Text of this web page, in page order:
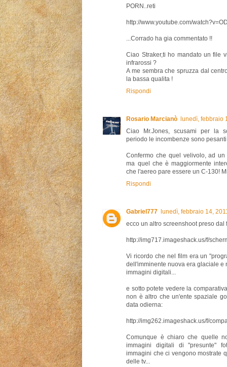
PORN..reti
http://www.youtube.com/
...Corrado ha gia commentato !!
Ciao Straker,ti ho mandato un file
infrarossi ?
A me sembra che spruzza dal
la bassa qualita !
Rispondi
Rosario Marcianò
lunedì, febbraio
Ciao Mr.Jones, scusami per la
periodo le incombenze sono
Confermo che quel velivolo, ad
ma quel che è maggiormente
che l'aereo pare essere un C-130!
Rispondi
Gabriel777
lunedì, febbraio 14,
ecco un altro screenshoot preso dal
http://img717.imageshack.us/f/
Vi ricordo che nel film era un
dell'imminente nuova era glaciale e
immagini digitali...
e sotto potete vedere la
non è altro che un'ente spaziale
data odierna:
http://img262.imageshack.us/f/
Comunque è chiaro che quelle
immagini digitali di "presunte"
immagini che ci vengono mostrate
delle tv...